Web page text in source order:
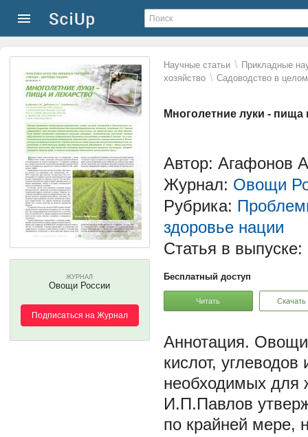
Научные статьи \ Прикладные
хозяйство \ Садоводство в целом
Многолетние луки - пища
ЖУРНАЛ
Овощи России
Подписаться на Журнал
Автор: Агафонов
Журнал: Овощи
Рубрика:
здоровье нации
Статья в выпуске:
Бесплатный доступ
Читать Скачать
Овощи
кислот,
необходимых для
И.П.Павлов
по крайней мере,